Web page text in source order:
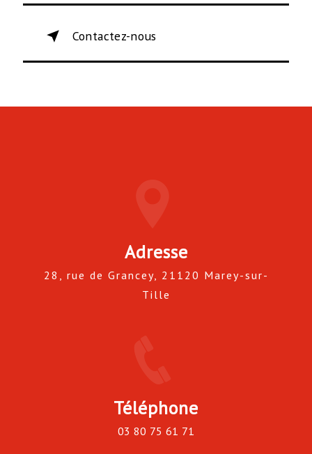
Contactez-nous
Adresse
28, rue de Grancey, 21120 Marey-sur-
Tille
Téléphone
03 80 75 61 71